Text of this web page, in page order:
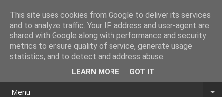
Menu
This site uses cookies from Google to deliver its services
and to analyze traffic. Your IP address and user-agent are
shared with Google along with performance and security
metrics to ensure quality of service, generate usage
statistics, and to detect and address abuse.
LEARN MORE GOT IT